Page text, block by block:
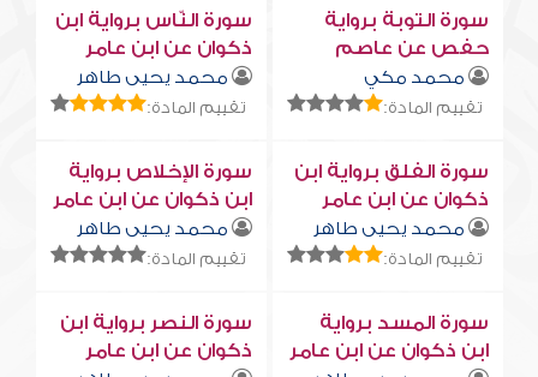
سورة التوبة برواية
حفص عن عاصم
محمد مكي
تقييم المادة:
سورة النّاس برواية ابن
ذكوان عن ابن عامر
محمد يحيى طاهر
تقييم المادة:
سورة الفلق برواية ابن
ذكوان عن ابن عامر
محمد يحيى طاهر
تقييم المادة:
سورة الإخلاص برواية
ابن ذكوان عن ابن عامر
محمد يحيى طاهر
تقييم المادة:
سورة المسد برواية
ابن ذكوان عن ابن عامر
سورة النصر برواية ابن
ذكوان عن ابن عامر